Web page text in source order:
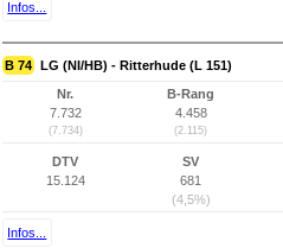
Infos...
B 74 LG (NI/HB) - Ritterhude (L 151)
Nr.
7.732
(7.734)
B-Rang
4.458
(2.115)
DTV
15.124
SV
681
(4,5%)
Infos...